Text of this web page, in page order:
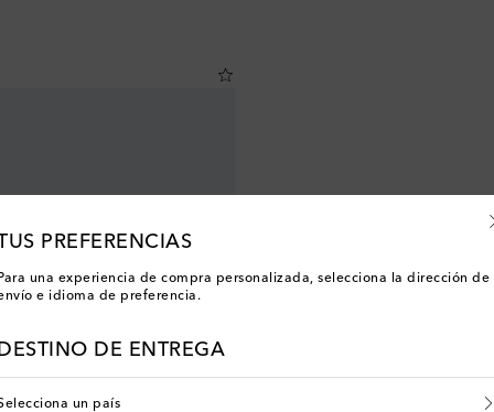
PREFERENCIAS
Para una experiencia de compra personalizada, selecciona la dirección de
e idioma de preferencia.
DESTINO DE ENTREGA
un país